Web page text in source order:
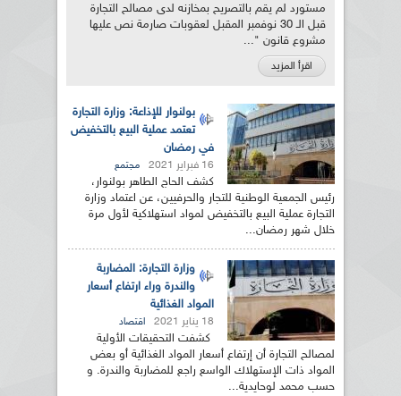
مستورد لم يقم بالتصريح بمخازنه لدى مصالح التجارة
قبل الـ 30 نوفمبر المقبل لعقوبات صارمة نص عليها
مشروع قانون "...
اقرأ المزيد
بولنوار للإذاعة: وزارة التجارة
تعتمد عملية البيع بالتخفيض
في رمضان
16 فبراير 2021 مجتمع
كشف الحاج الطاهر بولنوار،
رئيس الجمعية الوطنية للتجار والحرفيين، عن اعتماد وزارة
التجارة عملية البيع بالتخفيض لمواد استهلاكية لأول مرة
خلال شهر رمضان...
وزارة التجارة: المضاربة
والندرة وراء ارتفاع أسعار
المواد الغذائية
18 يناير 2021 اقتصاد
كشفت التحقيقات الأولية
لمصالح التجارة أن إرتفاع أسعار المواد الغذائية أو بعض
المواد ذات الإستهلاك الواسع راجع للمضاربة والندرة. و
حسب محمد لوحايدية...